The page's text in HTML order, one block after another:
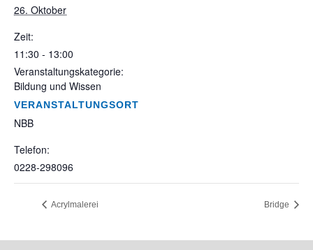
26. Oktober
Zeit:
11:30 - 13:00
Veranstaltungskategorie:
Bildung und Wissen
VERANSTALTUNGSORT
NBB
Telefon:
0228-298096
Acrylmalerei Bridge